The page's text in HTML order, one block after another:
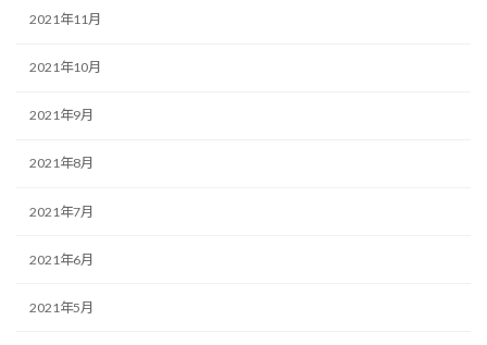
2021年11月
2021年10月
2021年9月
2021年8月
2021年7月
2021年6月
2021年5月